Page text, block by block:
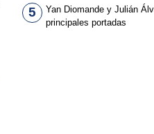
5
Yan Diomande y Julián
principales portadas